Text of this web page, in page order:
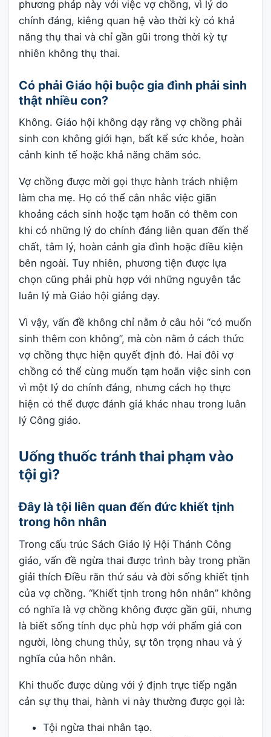
phương pháp này với việc vợ chồng, vì lý do
chính đáng, kiêng quan hệ vào thời kỳ có khả
năng thụ thai và chỉ gần gũi trong thời kỳ tự
nhiên không thụ thai.
Có phải Giáo hội buộc gia đình phải sinh
thật nhiều con?
Không. Giáo hội không dạy rằng vợ chồng phải
sinh con không giới hạn, bất kể sức khỏe, hoàn
cảnh kinh tế hoặc khả năng chăm sóc.
Vợ chồng được mời gọi thực hành trách nhiệm
làm cha mẹ. Họ có thể cân nhắc việc giãn
khoảng cách sinh hoặc tạm hoãn có thêm con
khi có những lý do chính đáng liên quan đến thể
chất, tâm lý, hoàn cảnh gia đình hoặc điều kiện
bên ngoài. Tuy nhiên, phương tiện được lựa
chọn cũng phải phù hợp với những nguyên tắc
luân lý mà Giáo hội giảng dạy.
Vì vậy, vấn đề không chỉ nằm ở câu hỏi “có muốn
sinh thêm con không”, mà còn nằm ở cách thức
vợ chồng thực hiện quyết định đó. Hai đôi vợ
chồng có thể cùng muốn tạm hoãn việc sinh con
vì một lý do chính đáng, nhưng cách họ thực
hiện có thể được đánh giá khác nhau trong luân
lý Công giáo.
Uống thuốc tránh thai phạm vào
tội gì?
Đây là tội liên quan đến đức khiết tịnh
trong hôn nhân
Trong cấu trúc Sách Giáo lý Hội Thánh Công
giáo, vấn đề ngừa thai được trình bày trong phần
giải thích Điều răn thứ sáu và đời sống khiết tịnh
của vợ chồng. “Khiết tịnh trong hôn nhân” không
có nghĩa là vợ chồng không được gần gũi, nhưng
là biết sống tính dục phù hợp với phẩm giá con
người, lòng chung thủy, sự tôn trọng nhau và ý
nghĩa của hôn nhân.
Khi thuốc được dùng với ý định trực tiếp ngăn
cản sự thụ thai, hành vi này thường được gọi là:
Tội ngừa thai nhân tạo.